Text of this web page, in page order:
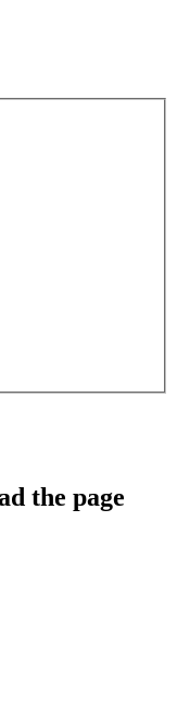
the page